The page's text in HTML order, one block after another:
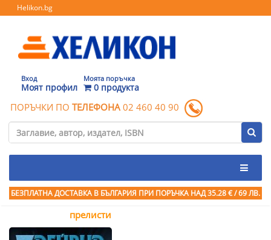
Helikon.bg
Вход
Моят профил
Моята поръчка
0 продукта
ПОРЪЧКИ ПО ТЕЛЕФОНА 02 460 40 90
БЕЗПЛАТНА ДОСТАВКА В БЪЛГАРИЯ ПРИ ПОРЪЧКА НАД 35.28 € / 69 ЛВ.
прелисти